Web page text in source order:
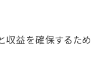
を確保するため